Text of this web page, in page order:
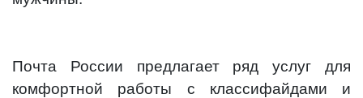
Почта России предлагает ряд услуг для
комфортной работы с классифайдами и